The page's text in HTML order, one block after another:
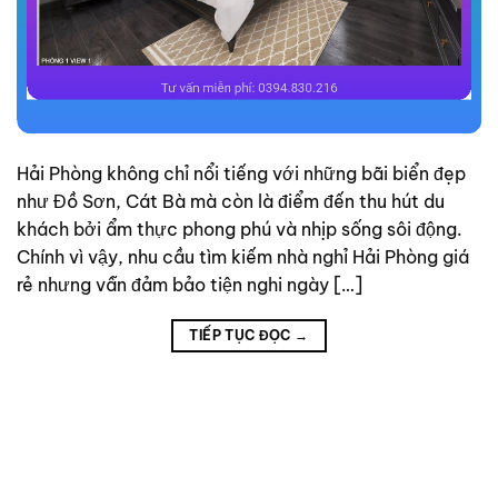
Hải Phòng không chỉ nổi tiếng với những bãi biển đẹp
như Đồ Sơn, Cát Bà mà còn là điểm đến thu hút du
khách bởi ẩm thực phong phú và nhịp sống sôi động.
Chính vì vậy, nhu cầu tìm kiếm nhà nghỉ Hải Phòng giá
rẻ nhưng vẫn đảm bảo tiện nghi ngày […]
TIẾP TỤC ĐỌC →